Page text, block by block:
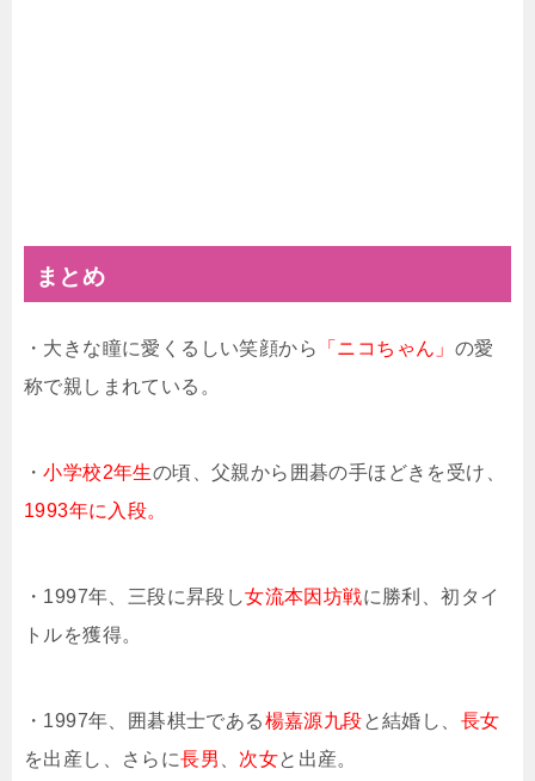
まとめ
・大きな瞳に愛くるしい笑顔から 「ニコちゃん」 の愛
称で親しまれている。
・小学校2年生の頃、父親から囲碁の手ほどきを受け、
1993年に入段。
・1997年、三段に昇段し女流本因坊戦に勝利、初タイ
トルを獲得。
・1997年、囲碁棋士である楊嘉源九段と結婚し、 長女
を出産し、さらに長男 次女と出産。